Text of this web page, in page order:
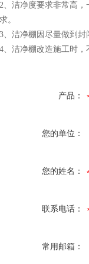
2、洁净度要求非常高
求。
3、洁净棚因尽量做到
4、洁净棚改造施工时
产品：
您的单位：
您的姓名：
联系电话：
常用邮箱：